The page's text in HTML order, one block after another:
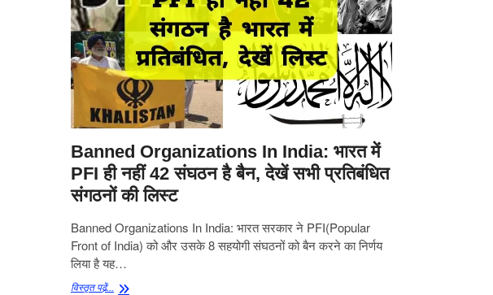
Banned Organizations In India: भारत में
PFI ही नहीं 42 संघठन है बैन, देखें सभी प्रतिबंधित
संगठनों की लिस्ट
Banned Organizations In India: भारत सरकार ने PFI(Popular
Front of India) को और उसके 8 सहयोगी संघठनों को बैन करने का निर्णय
लिया है यह…
विस्‍तृत पढे़ं... Banned